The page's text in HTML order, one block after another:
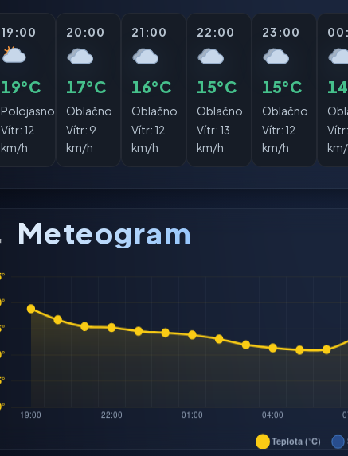
19:00
19°C
Polojasno
Vítr: 12
km/h
20:00
17°C
Oblačno
Vítr: 9
km/h
21:00
16°C
Oblačno
Vítr: 12
km/h
22:00
15°C
Oblačno
Vítr: 13
km/h
23:00
15°C
Oblačno
Vítr: 12
km/h
Vítr:
Meteogram